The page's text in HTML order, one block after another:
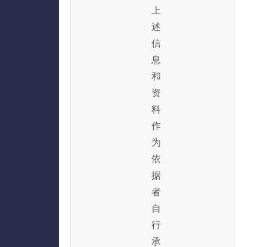
上
述
信
息
和
资
料
作
为
依
据
者
自
行
承